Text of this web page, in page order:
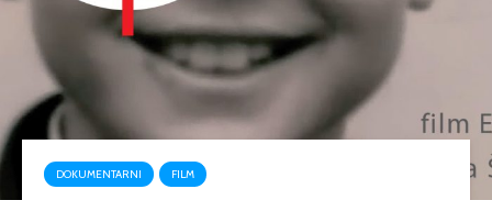
DOKUMENTARNI FILM